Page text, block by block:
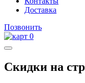
Доставка
Позвонить
0
Скидки на